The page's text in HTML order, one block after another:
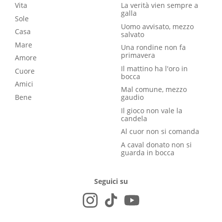
Vita
Sole
Casa
Mare
Amore
Cuore
Amici
Bene
La verità vien sempre a
galla
Uomo avvisato, mezzo
salvato
Una rondine non fa
primavera
Il mattino ha l'oro in
bocca
Mal comune, mezzo
gaudio
Il gioco non vale la
candela
Al cuor non si comanda
A caval donato non si
guarda in bocca
Seguici su